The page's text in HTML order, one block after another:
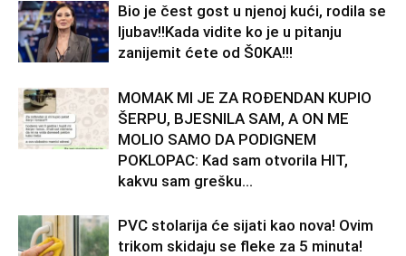
Bio je čest gost u njenoj kući, rodila se
ljubav!!Kada vidite ko je u pitanju
zanijemit ćete od Š0KA!!!
MOMAK MI JE ZA ROĐENDAN KUPIO
ŠERPU, BJESNILA SAM, A ON ME
MOLIO SAMO DA PODIGNEM
POKLOPAC: Kad sam otvorila HIT,
kakvu sam grešku...
PVC stolarija će sijati kao nova! Ovim
trikom skidaju se fleke za 5 minuta!